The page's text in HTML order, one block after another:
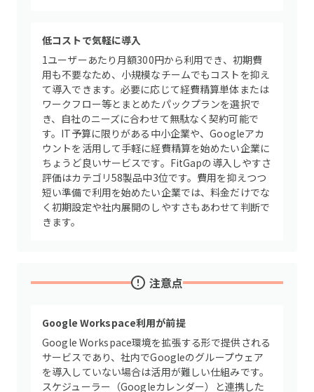
低コストで気軽に導入
1ユーザーあたり月額300円から利用でき、初期費
用も不要なため、小規模なチームでもコストを抑え
て導入できます。必要に応じて経費精算単体または
ワークフロー等とまとめたパックプランを選択で
き、自社のニーズに合わせて無駄なく契約可能で
す。IT予算に限りがある中小企業や、Googleアカ
ウントを活用して手軽に経費精算を始めたい企業に
ちょうど良いサービスです。FitGapの導入しやすさ
評価はカテゴリ58製品中3位です。費用を抑えつつ
短い準備で利用を始めたい企業では、料金だけでな
く初期設定や社内展開のしやすさもあわせて判断で
きます。
注意点
Google Workspace利用が前提
Google Workspace環境を拡張する形で提供される
サービスであり、社内でGoogleのグループウェア
を導入していない場合は活用が難しい仕組みです。
スケジューラー（Googleカレンダー）と連携した